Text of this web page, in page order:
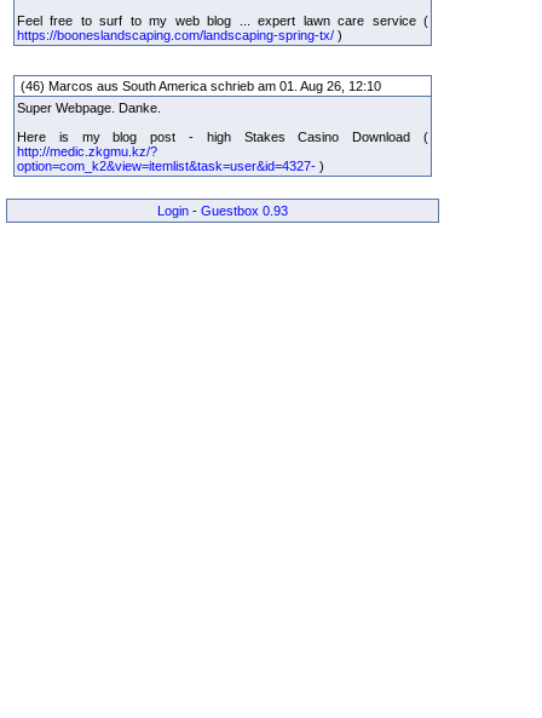
Feel free to surf to my web blog ... expert lawn care service (
https://booneslandscaping.com/landscaping-spring-tx/ )
(46) Marcos aus South America schrieb am 01. Aug 26, 12:10
Super Webpage. Danke.
Here is my blog post - high Stakes Casino Download (
http://medic.zkgmu.kz/?
option=com_k2&view=itemlist&task=user&id=4327- )
Login - Guestbox 0.93